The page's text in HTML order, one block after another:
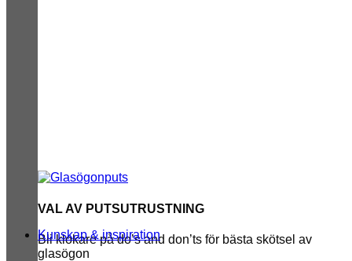
VAL AV PUTSUTRUSTNING
Bli klokare på do’s and don’ts för bästa skötsel av
glasögon
Kunskap & inspiration